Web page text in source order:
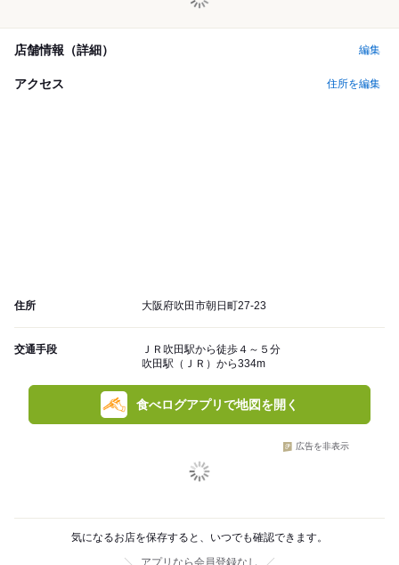
店舗情報（詳細） 編集
アクセス 住所を編集
住所 大阪府吹田市朝日町27-23
交通手段
ＪＲ吹田駅から徒歩４～５分
吹田駅（ＪＲ）から334m
食べログアプリで地図を開く
広告を非表示
気になるお店を保存すると、いつでも確認できます。